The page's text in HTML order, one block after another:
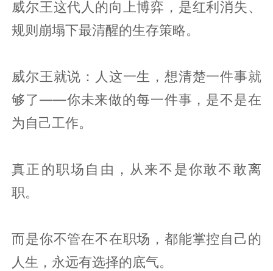
威尔王这代人的向上博弈，是红利消失、
规则崩塌下最清醒的生存策略。
威尔王就说：人这一生，想清楚一件事就
够了——你未来做的每一件事，是不是在
为自己工作。
真正的职场自由，从来不是你敢不敢离
职。
而是你不管在不在职场，都能掌控自己的
人生，永远有选择的底气。